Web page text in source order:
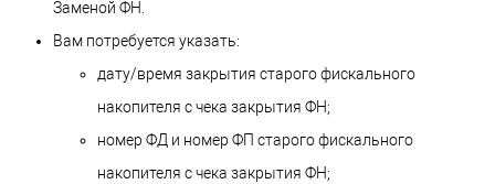
Заменой ФН.
Вам потребуется указать:
дату/время закрытия старого фискального
накопителя с чека закрытия ФН;
номер ФД и номер ФП старого фискального
накопителя с чека закрытия ФН;